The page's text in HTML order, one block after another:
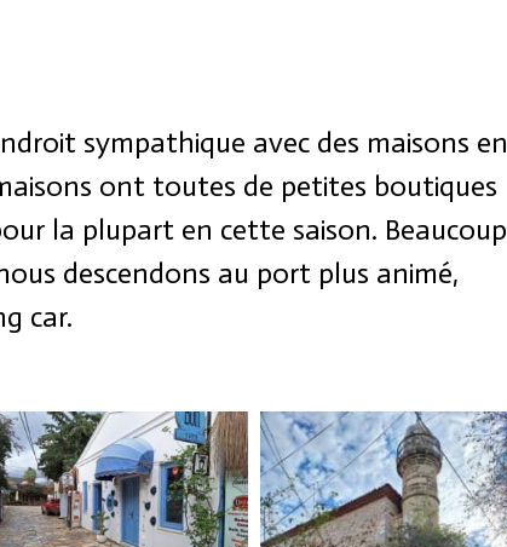
sympathique avec des maisons en
ont toutes de petites boutiques
la plupart en cette saison. Beaucoup
descendons au port plus animé,
car.